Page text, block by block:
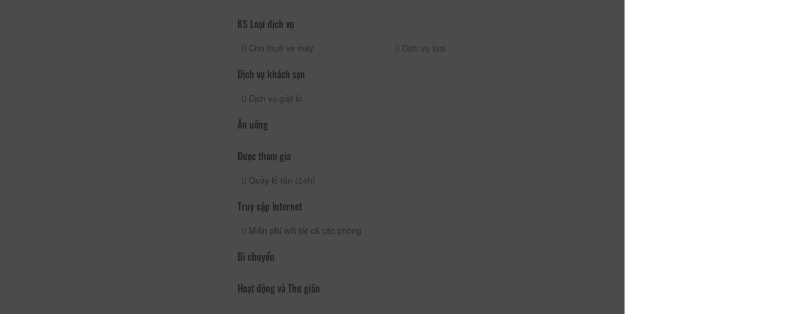
KS Loại dịch vụ
Cho thuê xe máy Dịch vụ taxi
Dịch vụ khách sạn
Dịch vụ giặt ủi
Ăn uống
Được tham gia
Quầy lễ tân (24h)
Truy cập Internet
Miễn phí wifi tất cả các phòng
Di chuyển
Hoạt động và Thư giãn